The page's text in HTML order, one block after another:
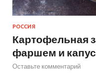
РОССИЯ
Картофельная
фаршем и
Оставьте комментарий